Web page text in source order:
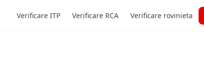
Verificare ITP Verificare RCA Verificare rovinieta